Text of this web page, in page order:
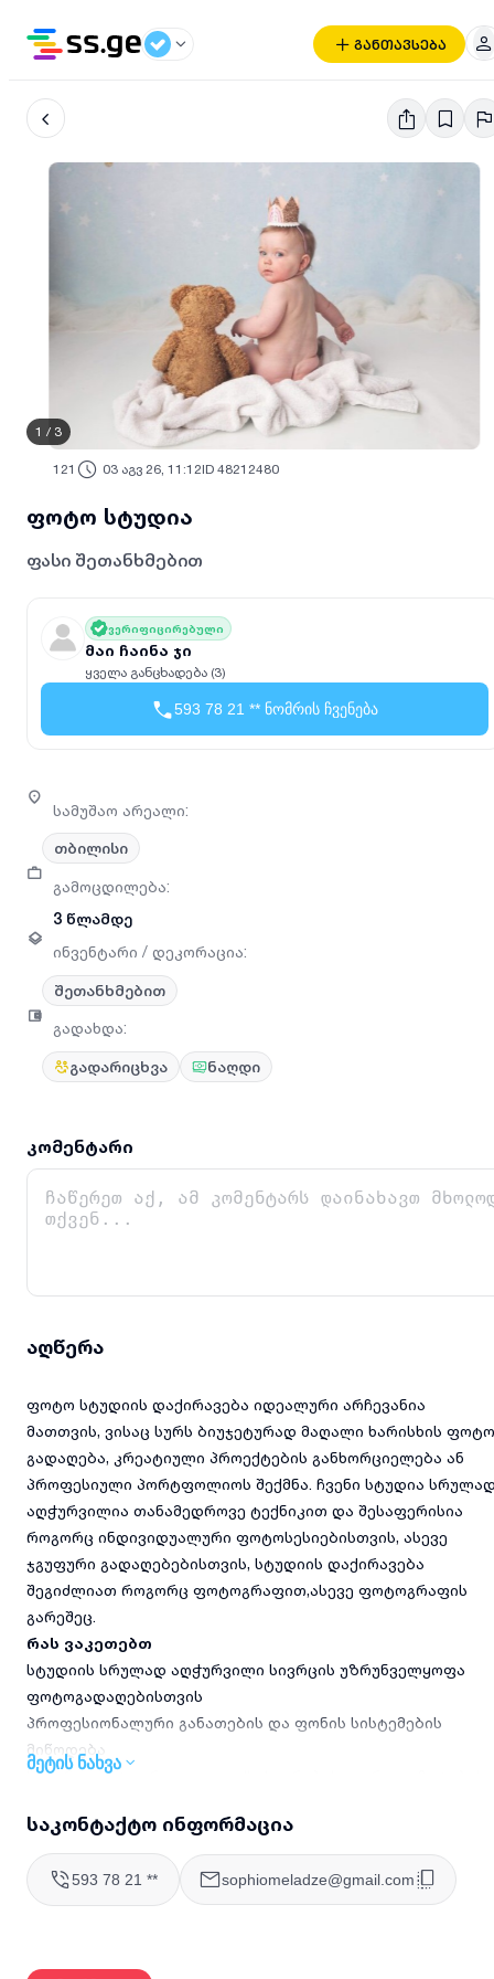
განთავსება
1 / 3
121 03 აგვ 26, 11:12ID 48212480
ფოტო სტუდია
ფასი შეთანხმებით
ვერიფიცირებული
მაი ჩაინა ჯი
ყველა განცხადება (3)
593 78 21 ** ნომრის ჩვენება
სამუშაო არეალი:
თბილისი
გამოცდილება:
3 წლამდე
ინვენტარი / დეკორაცია:
შეთანხმებით
გადახდა:
გადარიცხვა ნაღდი
კომენტარი
აღწერა
ფოტო სტუდიის დაქირავება იდეალური არჩევანია
მათთვის, ვისაც სურს ბიუჯეტურად მაღალი ხარისხის ფოტო
გადაღება, კრეატიული პროექტების განხორციელება ან
პროფესიული პორტფოლიოს შექმნა. ჩვენი სტუდია
აღჭურვილია თანამედროვე ტექნიკით და შესაფერისია
როგორც ინდივიდუალური ფოტოსესიებისთვის, ასევე
ჯგუფური გადაღებებისთვის, სტუდიის დაქირავება
შეგიძლიათ როგორც ფოტოგრაფით,ასევე ფოტოგრაფის
გარეშეც.
რას ვაკეთებთ
სტუდიის სრულად აღჭურვილი სივრცის უზრუნველყოფა
ფოტოგადაღებისთვის
პროფესიონალური განათების და ფონის სისტემების
მიწოდება
საჭირო ფოტოგრაფიული აქსესუარების და რეკვიზიტების
სტუდიის ტექნიკური მხარდაჭერა გადაღების პროცესში.
დასუფთავებული და მოწესრიგებული გარემოს
უზრუნველყოფა ყოველი სესიის წინ
რატომ უნდა აგვირჩიოთ
მეტის ნახვა
საკონტაქტო ინფორმაცია
593 78 21 ** sophiomeladze@gmail.com